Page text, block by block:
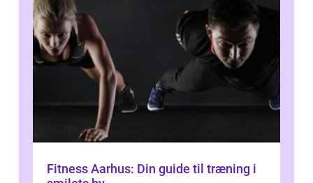
Fitness Aarhus: Din guide til træning i